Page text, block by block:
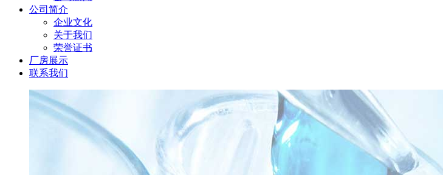
公司简介
企业文化
关于我们
荣誉证书
厂房展示
联系我们